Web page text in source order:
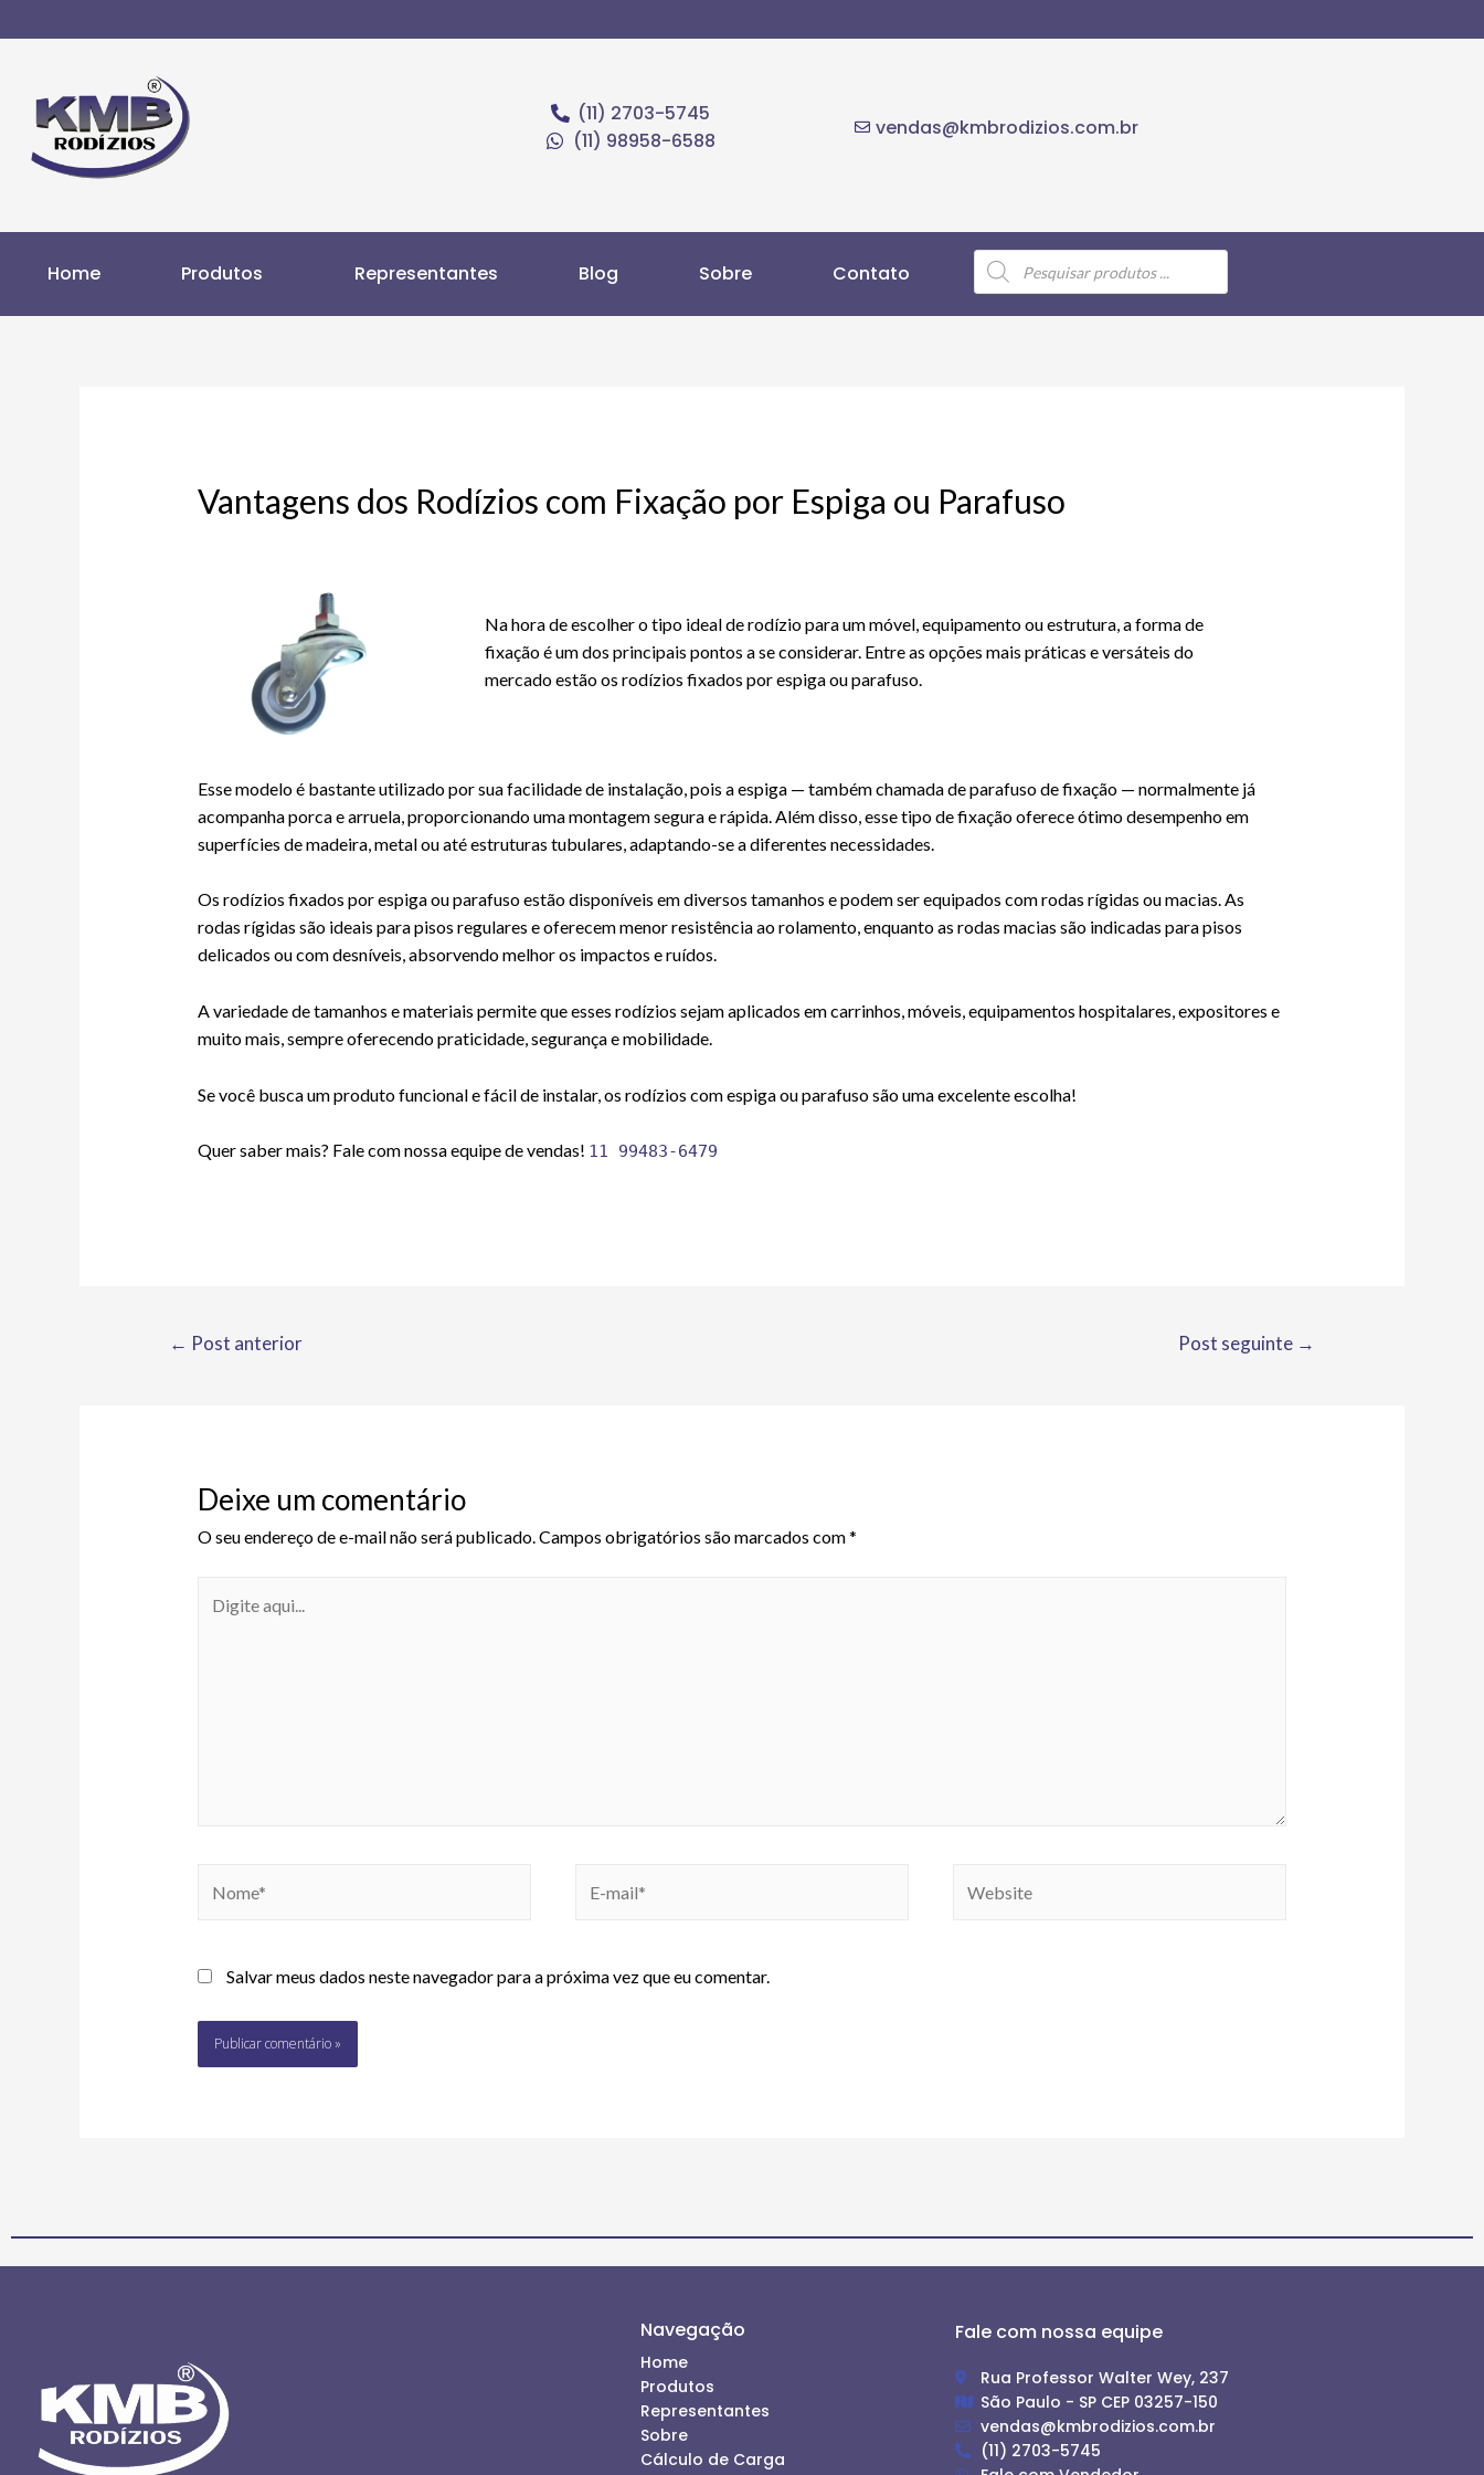
(11) 2703-5745
(11) 98958-6588
vendas@kmbrodizios.com.br
Home Produtos Representantes Blog Sobre Contato
Vantagens dos Rodízios com Fixação por Espiga ou Parafuso
Na hora de escolher o tipo ideal de rodízio para um móvel, equipamento ou estrutura, a forma de
fixação é um dos principais pontos a se considerar. Entre as opções mais práticas e versáteis do
mercado estão os rodízios fixados por espiga ou parafuso.
Esse modelo é bastante utilizado por sua facilidade de instalação, pois a espiga — também chamada de parafuso de fixação — normalmente já
acompanha porca e arruela, proporcionando uma montagem segura e rápida. Além disso, esse tipo de fixação oferece ótimo desempenho em
superfícies de madeira, metal ou até estruturas tubulares, adaptando-se a diferentes necessidades.
Os rodízios fixados por espiga ou parafuso estão disponíveis em diversos tamanhos e podem ser equipados com rodas rígidas ou macias. As
rodas rígidas são ideais para pisos regulares e oferecem menor resistência ao rolamento, enquanto as rodas macias são indicadas para pisos
delicados ou com desníveis, absorvendo melhor os impactos e ruídos.
A variedade de tamanhos e materiais permite que esses rodízios sejam aplicados em carrinhos, móveis, equipamentos hospitalares, expositores e
muito mais, sempre oferecendo praticidade, segurança e mobilidade.
Se você busca um produto funcional e fácil de instalar, os rodízios com espiga ou parafuso são uma excelente escolha!
Quer saber mais? Fale com nossa equipe de vendas! 11 99483-6479
← Post anterior Post seguinte →
Deixe um comentário
O seu endereço de e-mail não será publicado.Campos obrigatórios são marcados com*
Salvar meus dados neste navegador para a próxima vez que eu comentar.
Navegação
Home
Produtos
Representantes
Sobre
Cálculo de Carga
Fale com nossa equipe
Rua Professor Walter Wey, 237
São Paulo - SP CEP 03257-150
vendas@kmbrodizios.com.br
(11) 2703-5745